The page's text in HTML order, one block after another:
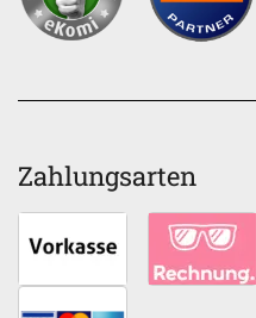
Zahlungsarten